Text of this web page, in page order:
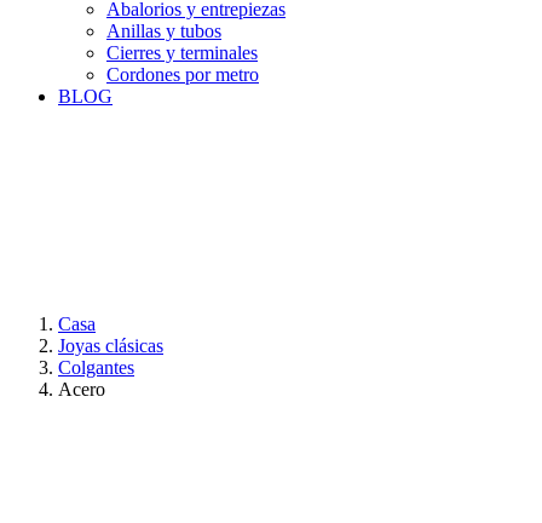
Abalorios y entrepiezas
Anillas y tubos
Cierres y terminales
Cordones por metro
BLOG
Casa
Joyas clásicas
Colgantes
Acero